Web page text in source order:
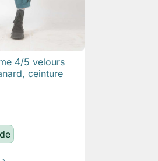
rapide
4/5 velours
ceinture